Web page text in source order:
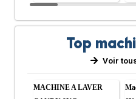
Top
Voir
MACHINE A LAVER